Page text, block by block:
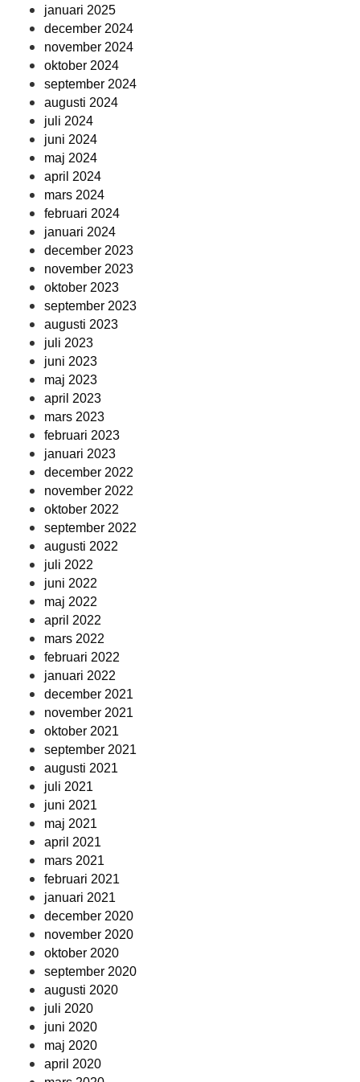
januari 2025
december 2024
november 2024
oktober 2024
september 2024
augusti 2024
juli 2024
juni 2024
maj 2024
april 2024
mars 2024
februari 2024
januari 2024
december 2023
november 2023
oktober 2023
september 2023
augusti 2023
juli 2023
juni 2023
maj 2023
april 2023
mars 2023
februari 2023
januari 2023
december 2022
november 2022
oktober 2022
september 2022
augusti 2022
juli 2022
juni 2022
maj 2022
april 2022
mars 2022
februari 2022
januari 2022
december 2021
november 2021
oktober 2021
september 2021
augusti 2021
juli 2021
juni 2021
maj 2021
april 2021
mars 2021
februari 2021
januari 2021
december 2020
november 2020
oktober 2020
september 2020
augusti 2020
juli 2020
juni 2020
maj 2020
april 2020